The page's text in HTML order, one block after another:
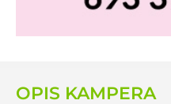
OPIS KAMPERA